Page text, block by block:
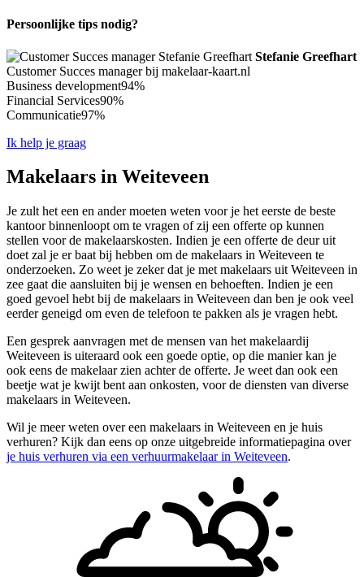
Persoonlijke tips nodig?
Stefanie Greefhart
Customer Succes manager bij makelaar-kaart.nl
Business development94%
Financial Services90%
Communicatie97%
Ik help je graag
Makelaars in Weiteveen
Je zult het een en ander moeten weten voor je het eerste de beste
kantoor binnenloopt om te vragen of zij een offerte op kunnen
stellen voor de makelaarskosten. Indien je een offerte de deur uit
doet zal je er baat bij hebben om de makelaars in Weiteveen te
onderzoeken. Zo weet je zeker dat je met makelaars uit Weiteveen in
zee gaat die aansluiten bij je wensen en behoeften. Indien je een
goed gevoel hebt bij de makelaars in Weiteveen dan ben je ook veel
eerder geneigd om even de telefoon te pakken als je vragen hebt.
Een gesprek aanvragen met de mensen van het makelaardij
Weiteveen is uiteraard ook een goede optie, op die manier kan je
ook eens de makelaar zien achter de offerte. Je weet dan ook een
beetje wat je kwijt bent aan onkosten, voor de diensten van diverse
makelaars in Weiteveen.
Wil je meer weten over een makelaars in Weiteveen en je huis
verhuren? Kijk dan eens op onze uitgebreide informatiepagina over
je huis verhuren via een verhuurmakelaar in Weiteveen.